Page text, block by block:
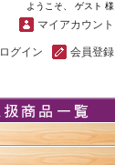
ようこそ、 ゲスト 様
マイアカウント
会員登録
ログイン